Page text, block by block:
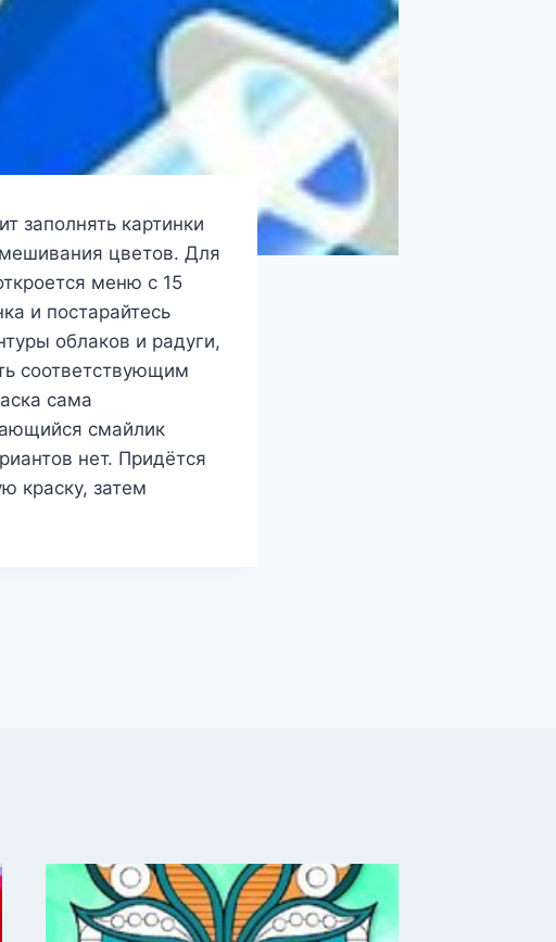
заполнять картинки
цветов. Для
меню с 15
и постарайтесь
облаков и радуги,
соответствующим
сама
смайлик
нет. Придётся
краску, затем